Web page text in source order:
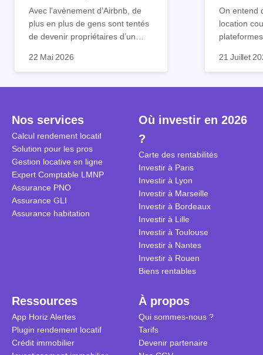
Avec l'avènement d’Airbnb, de
plus en plus de gens sont tentés
de devenir propriétaires d’un
suite. On compte environ 25 000
sont des meublés touristiques à
est-ce rentable ? Quels sont les
frais à prévoir ? Les différentes
conditions à remplir ?
22 Mai 2026
On entend
location
idées
Je vais
entendu)
encore ne
d’autres
21 Juillet
Nos services
Calcul rendement locatif
Solution pour les pros
Gestion locative en ligne
Expert Comptable LMNP
Assurance PNO
Assurance GLI
Assurance habitation
Où investir en 2026
?
Carte des rentabilités
Investir à Paris
Investir à Lyon
Investir à Marseille
Investir à Bordeaux
Investir à Lille
Investir à Toulouse
Investir à Nantes
Investir à Rouen
Biens rentables
Ressources
App Horiz Alertes
Plugin rendement locatif
Crédit immobilier
À propos
Qui sommes-nous ?
Tarifs
Devenir partenaire